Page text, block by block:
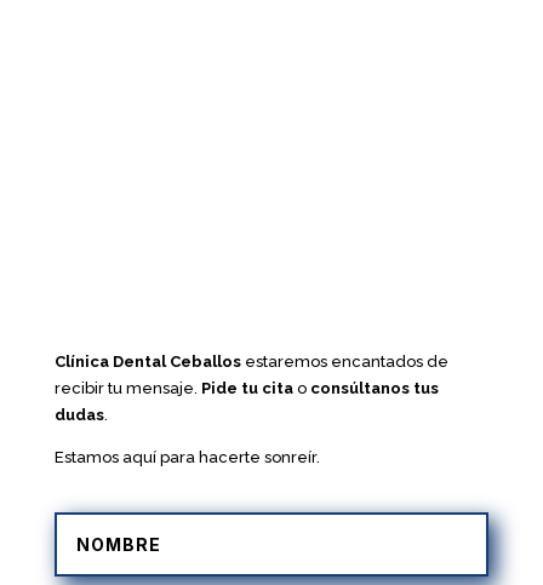
Clínica Dental Ceballosestaremos encantados de
recibir tu mensaje. Pide tu citao consúltanos tus
dudas.
Estamos aquí para hacerte sonreír.